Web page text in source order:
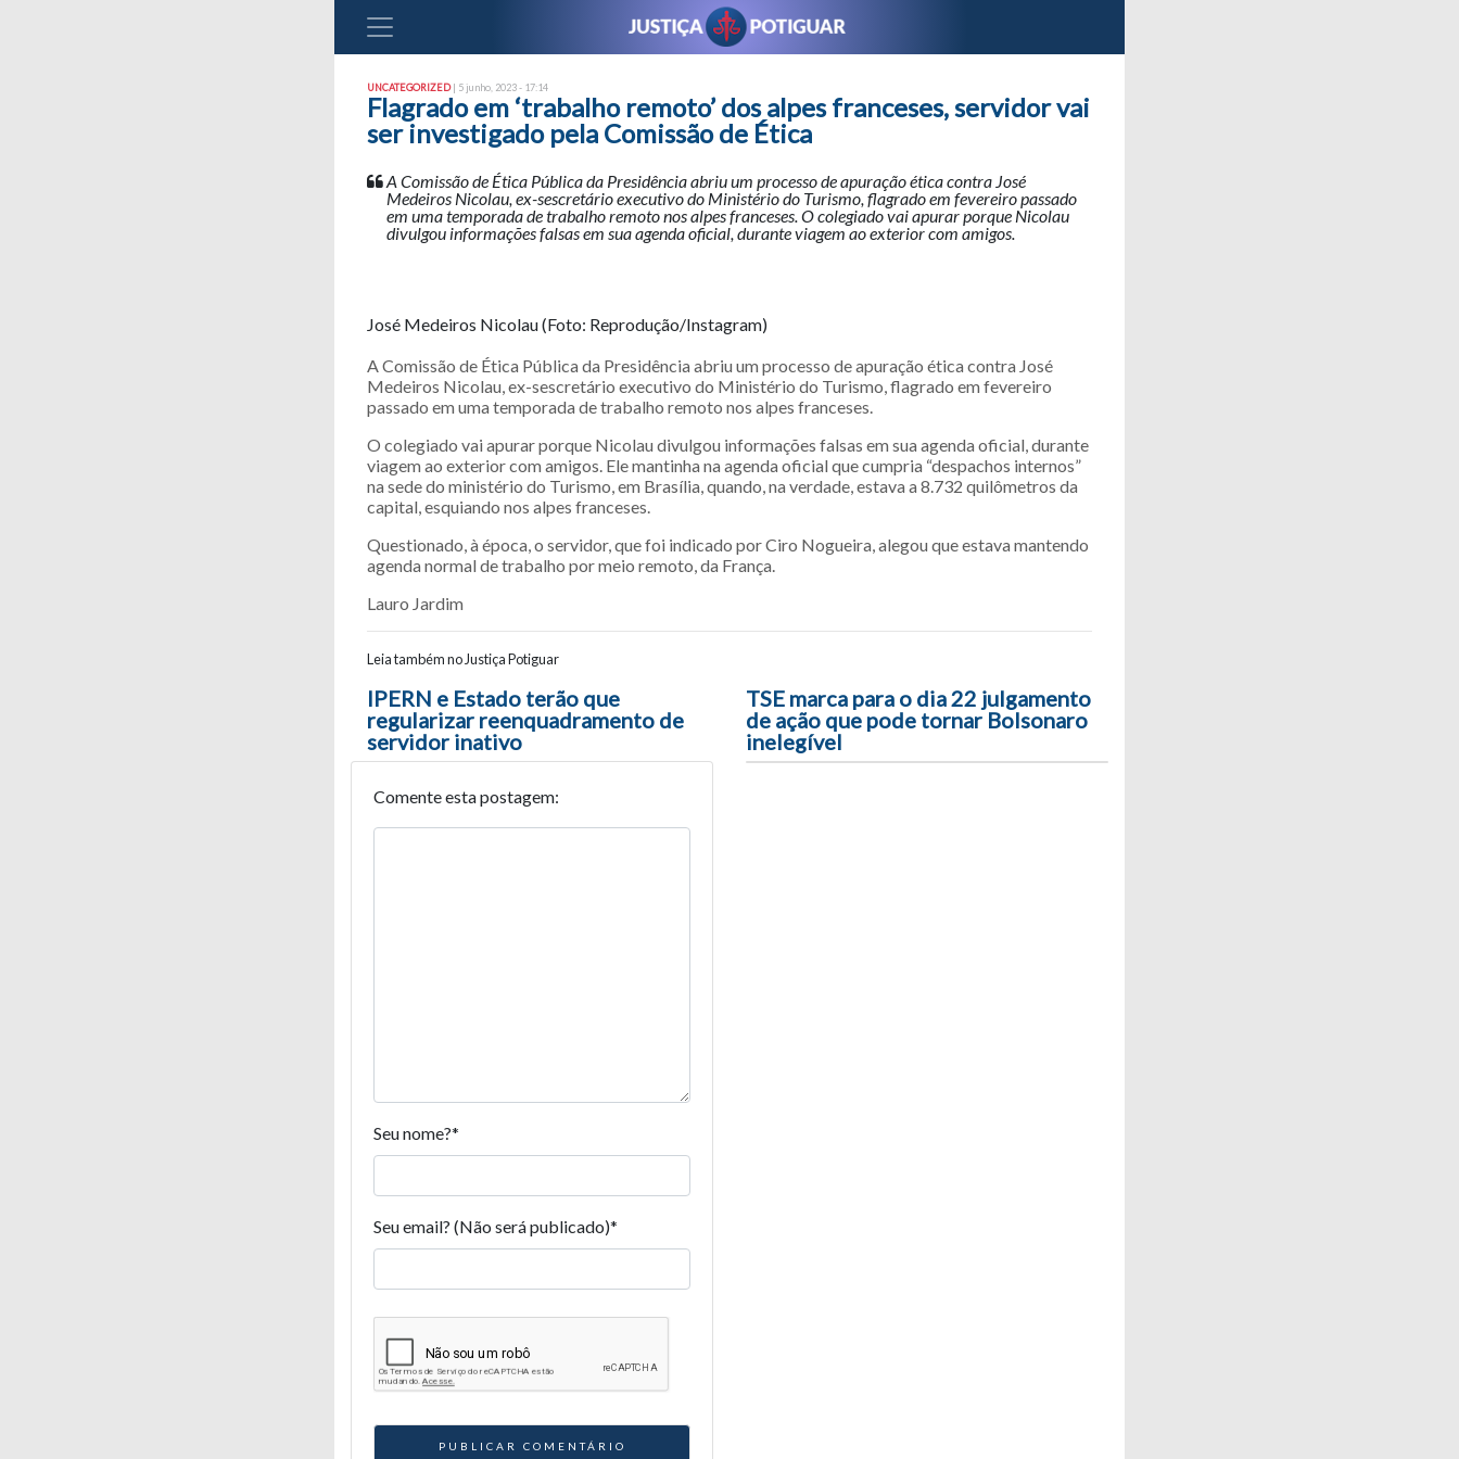
UNCATEGORIZED| 5 junho, 2023 - 17:14
Flagrado em ‘trabalho remoto’ dos alpes franceses, servidor vai
ser investigado pela Comissão de Ética
A Comissão de Ética Pública da Presidência abriu um processo de apuração ética contra José
Medeiros Nicolau, ex-sescretário executivo do Ministério do Turismo, flagrado em fevereiro passado
em uma temporada de trabalho remoto nos alpes franceses. O colegiado vai apurar porque Nicolau
divulgou informações falsas em sua agenda oficial, durante viagem ao exterior com amigos.
José Medeiros Nicolau (Foto: Reprodução/Instagram)
A Comissão de Ética Pública da Presidência abriu um processo de apuração ética contra José
Medeiros Nicolau, ex-sescretário executivo do Ministério do Turismo, flagrado em fevereiro
passado em uma temporada de trabalho remoto nos alpes franceses.
O colegiado vai apurar porque Nicolau divulgou informações falsas em sua agenda oficial, durante
viagem ao exterior com amigos. Ele mantinha na agenda oficial que cumpria “despachos internos”
na sede do ministério do Turismo, em Brasília, quando, na verdade, estava a 8.732 quilômetros da
capital, esquiando nos alpes franceses.
Questionado, à época, o servidor, que foi indicado por Ciro Nogueira, alegou que estava mantendo
agenda normal de trabalho por meio remoto, da França.
Lauro Jardim
Leia também no Justiça Potiguar
Navegação entre posts
IPERN e Estado terão que
regularizar reenquadramento de
servidor inativo
TSE marca para o dia 22 julgamento
de ação que pode tornar Bolsonaro
inelegível
Comente esta postagem:
Seu nome?*
Seu email? (Não será publicado)*